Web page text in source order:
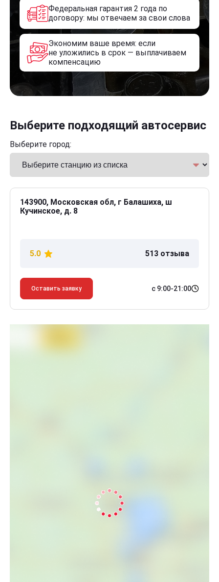
Федеральная гарантия 2 года по
договору: мы отвечаем за свои слова
Экономим ваше время: если
не уложились в срок — выплачиваем
компенсацию
Выберите подходящий автосервис
Выберите город:
143900, Московская обл, г Балашиха, ш
Кучинское, д. 8
5.0 513 отзыва
Оставить заявку с 9:00-21:00